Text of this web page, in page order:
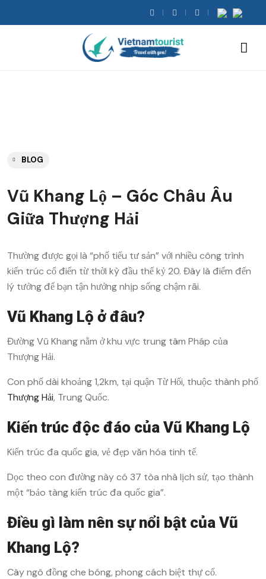
BLOG
Vũ Khang Lộ – Góc Châu Âu
Giữa Thượng Hải
Thường được gọi là “phố tiểu tư sản” với nhiều công trình
kiến trúc cổ điển từ thời kỳ đầu thế kỷ 20. Đây là điểm đến
lý tưởng để bạn tận hưởng nhịp sống chậm rãi.
Vũ Khang Lộ ở đâu?
Đường Vũ Khang nằm ở khu vực trung tâm Pháp của
Thượng Hải.
Con phố dài khoảng 1,2km, tại quận Từ Hối, thuộc thành phố
Thượng Hải, Trung Quốc.
Kiến trúc độc đáo của Vũ Khang Lộ
Kiến trúc đa quốc gia, vẻ đẹp văn hóa tinh tế.
Dọc theo con đường này có 37 tòa nhà lịch sử, tạo thành
một “bảo tàng kiến trúc đa quốc gia”.
Điều gì làm nên sự nổi bật của Vũ
Khang Lộ?
Cây ngô đồng che bóng, phong cách biệt thự cổ.